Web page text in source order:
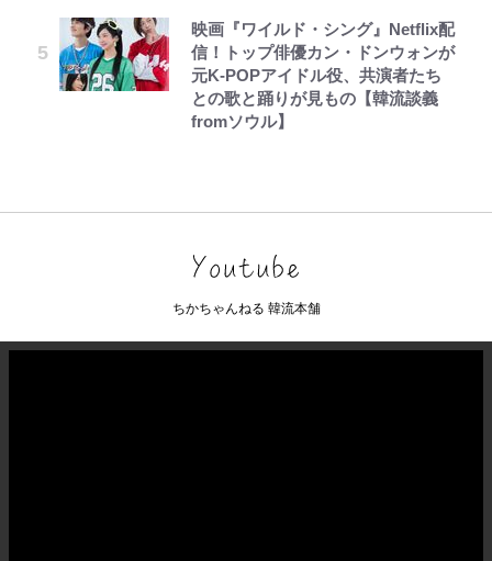
映画『ワイルド・シング』Netflix配
信！トップ俳優カン・ドンウォンが
元K-POPアイドル役、共演者たち
との歌と踊りが見もの【韓流談義
fromソウル】
ちかちゃんねる 韓流本舗